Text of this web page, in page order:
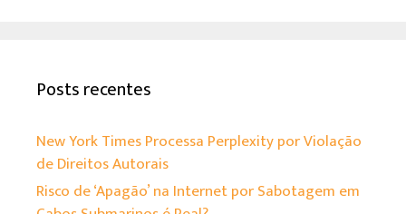
Posts recentes
New York Times Processa Perplexity por Violação
de Direitos Autorais
Risco de ‘Apagão’ na Internet por Sabotagem em